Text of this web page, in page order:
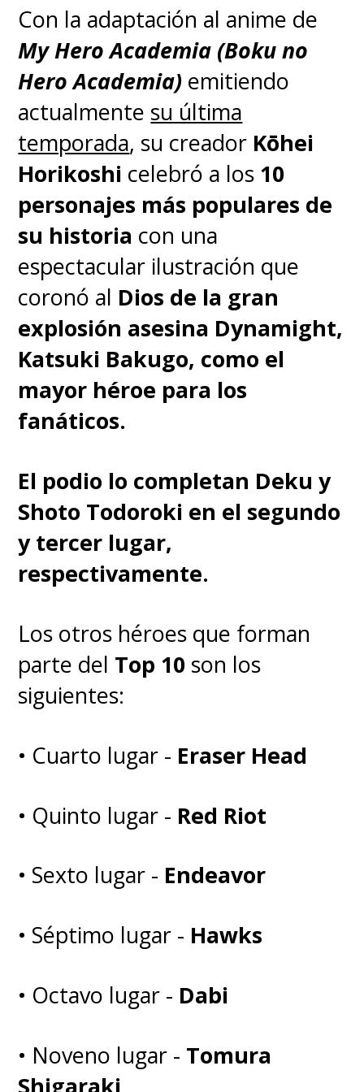
temporadas "Phantom Blood",
"Battle Tendency", "Stardust
Crusaders" y "Diamond is
Unbreakable", o ver las primeras
cinco temporadas completas en
Crunchyroll.
Con la adaptación al anime de
My Hero Academia (Boku no
Hero Academia) emitiendo
actualmente su última
temporada, su creador Kōhei
Horikoshi celebró a los 10
personajes más populares de
su historia con una
espectacular ilustración que
coronó al Dios de la gran
explosión asesina Dynamight,
Katsuki Bakugo, como el
mayor héroe para los
fanáticos.
El podio lo completan Deku y
Shoto Todoroki en el segundo
y tercer lugar,
respectivamente.
Los otros héroes que forman
parte del Top 10 son los
siguientes:
• Cuarto lugar - Eraser Head
• Quinto lugar - Red Riot
• Sexto lugar - Endeavor
• Séptimo lugar - Hawks
• Octavo lugar - Dabi
• Noveno lugar - Tomura
Shigaraki